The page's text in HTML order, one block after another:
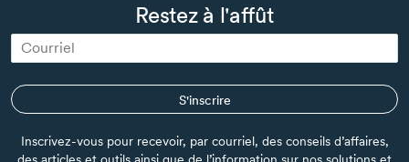
Restez à l'affût
S'inscrire
Inscrivez-vous pour recevoir, par courriel, des conseils d’affaires,
des articles et outils ainsi que de l’information sur nos solutions et